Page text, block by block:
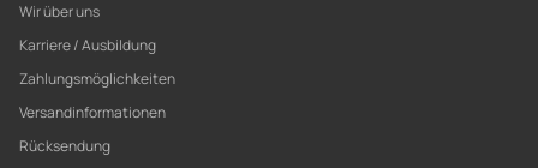
Wir über uns
Karriere / Ausbildung
Zahlungsmöglichkeiten
Versandinformationen
Rücksendung